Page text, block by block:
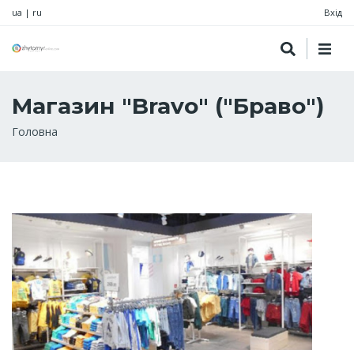
ua | ru Вхід
Maгазин "Bravo" ("Браво")
Рядок
Головна